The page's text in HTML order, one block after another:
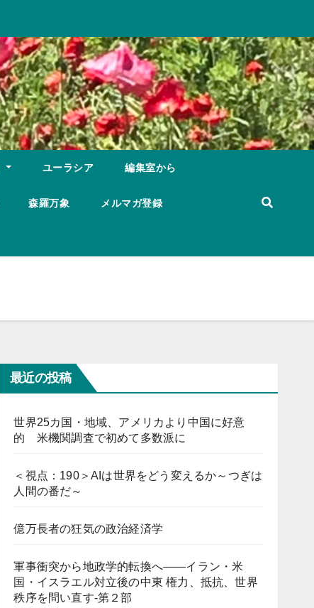
ユーラシア 編集室から
森羅万象 メルマガ登録
最近の投稿
世界25カ国・地域、アメリカより中国に好意
的 米機関調査で初めて多数派に
＜視点：190＞AIは世界をどう変えるか～つぎは
人間の番だ～
億万長者の狂気の政治経済学
軍事衝突から地政学的転換へ――イラン・米
国・イスラエル対立後の中東 権力、抵抗、世界
秩序を問い直す-第２部